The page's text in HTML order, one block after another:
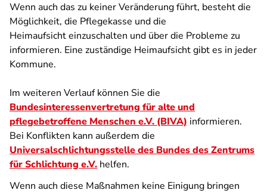
Wenn auch das zu keiner Veränderung führt, besteht die
Möglichkeit, die Pflegekasse und die
Heimaufsicht einzuschalten und über die Probleme zu
informieren. Eine zuständige Heimaufsicht gibt es in jeder
Kommune.
Im weiteren Verlauf können Sie die
Bundesinteressenvertretung für alte und
pflegebetroffene Menschen e.V. (BIVA) informieren.
Bei Konflikten kann außerdem die
Universalschlichtungsstelle des Bundes des Zentrums
für Schlichtung e.V. helfen.
Wenn auch diese Maßnahmen keine Einigung bringen